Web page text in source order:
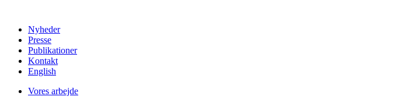
Nyheder
Presse
Publikationer
Kontakt
English
Vores arbejde